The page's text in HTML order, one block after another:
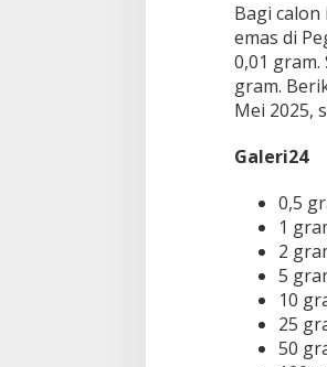
A
n
t
m
0
5
a
n
g
G
r
a
m
N
a
Bagi
emas di
0,01 gram.
gram.
Mei 2025,
Galeri24
0,5
1
2
5
10
25
50